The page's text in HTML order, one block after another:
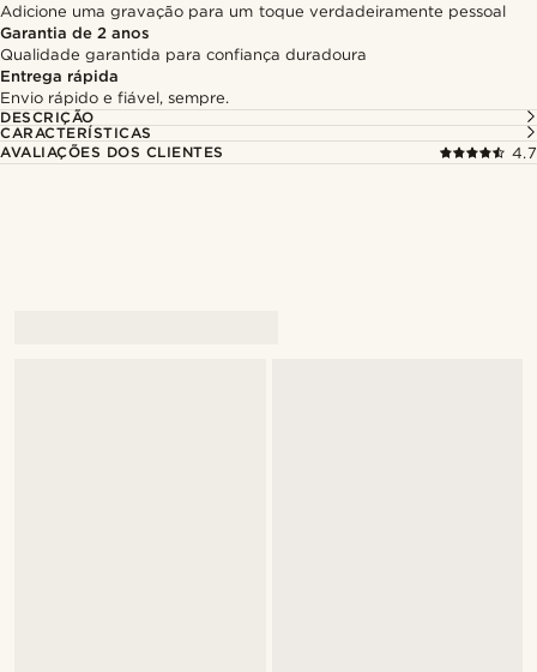
Adicione uma gravação para um toque verdadeiramente pessoal
Garantia de 2 anos
Qualidade garantida para confiança duradoura
Entrega rápida
Envio rápido e fiável, sempre.
DESCRIÇÃO
CARACTERÍSTICAS
AVALIAÇÕES DOS CLIENTES
4.7